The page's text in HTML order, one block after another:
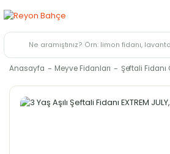
Anasayfa Meyve Fidanları Şeftali Fidanı